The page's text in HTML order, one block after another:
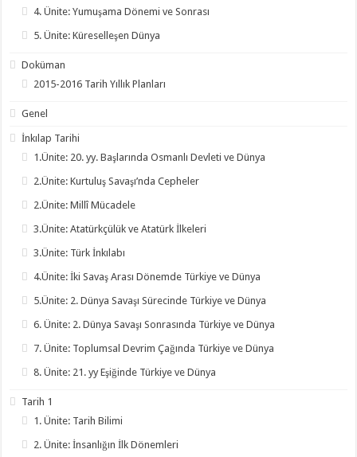
4. Ünite: Yumuşama Dönemi ve Sonrası
5. Ünite: Küreselleşen Dünya
Doküman
2015-2016 Tarih Yıllık Planları
Genel
İnkılap Tarihi
1.Ünite: 20. yy. Başlarında Osmanlı Devleti ve Dünya
2.Ünite: Kurtuluş Savaşı’nda Cepheler
2.Ünite: Millî Mücadele
3.Ünite: Atatürkçülük ve Atatürk İlkeleri
3.Ünite: Türk İnkılabı
4.Ünite: İki Savaş Arası Dönemde Türkiye ve Dünya
5.Ünite: 2. Dünya Savaşı Sürecinde Türkiye ve Dünya
6. Ünite: 2. Dünya Savaşı Sonrasında Türkiye ve Dünya
7. Ünite: Toplumsal Devrim Çağında Türkiye ve Dünya
8. Ünite: 21. yy Eşiğinde Türkiye ve Dünya
Tarih 1
1. Ünite: Tarih Bilimi
2. Ünite: İnsanlığın İlk Dönemleri